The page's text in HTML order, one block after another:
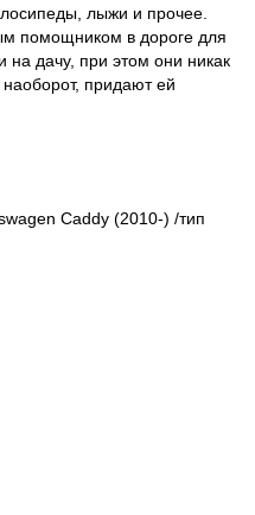
лыжи и прочее.
помощником в дороге для
на дачу, при этом они никак
придают ей
Caddy (2010-) /тип